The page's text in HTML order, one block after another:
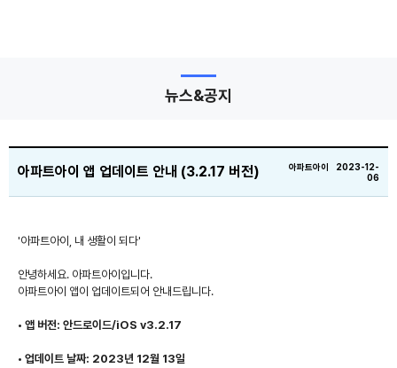
뉴스&공지
아파트아이 앱 업데이트 안내 (3.2.17 버전)
아파트아이 2023-12-
06
'아파트아이, 내 생활이 되다'
안녕하세요. 아파트아이입니다.
아파트아이 앱이 업데이트되어 안내드립니다.
• 앱 버전: 안드로이드/iOS v3.2.17
• 업데이트 날짜: 2023년 12월 13일